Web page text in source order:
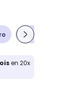
en 20x